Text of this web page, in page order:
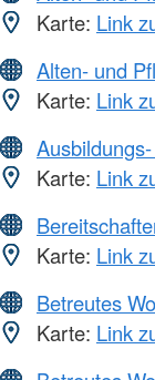
Karte: Link
Alten- und
Karte: Link
Karte: Link
Karte: Link
Betreutes
Karte: Link